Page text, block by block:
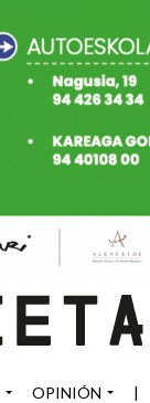
OPINIÓN |